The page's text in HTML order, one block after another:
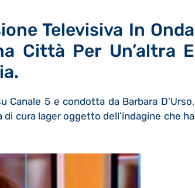
Televisiva In Onda
Città Per Un’altra E
Canale 5 e condotta da Barbara D’Urso,
cura lager oggetto dell’indagine che ha